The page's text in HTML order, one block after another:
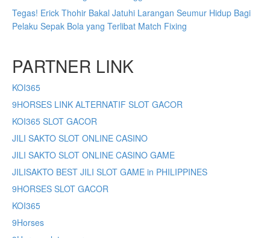
Tegas! Erick Thohir Bakal Jatuhi Larangan Seumur Hidup Bagi
Pelaku Sepak Bola yang Terlibat Match Fixing
PARTNER LINK
KOI365
9HORSES LINK ALTERNATIF SLOT GACOR
KOI365 SLOT GACOR
JILI SAKTO SLOT ONLINE CASINO
JILI SAKTO SLOT ONLINE CASINO GAME
JILISAKTO BEST JILI SLOT GAME in PHILIPPINES
9HORSES SLOT GACOR
KOI365
9Horses